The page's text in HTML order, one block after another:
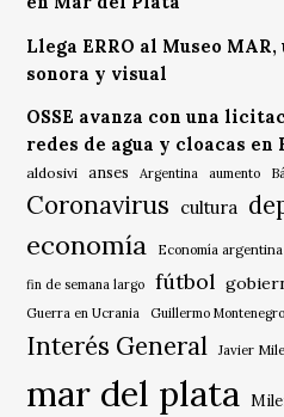
Llega ERRO al Museo
sonora y visual
OSSE avanza con una
redes de agua y cloacas
aldosivi anses Argentina aumento
Coronavirus cultura
economía Economía argentina
fin de semana largo fútbol
Guerra en Ucrania Guillermo Montenegro
Interés General Javier
mar del plata